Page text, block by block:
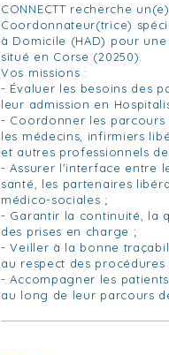
CONNECTT recherche
Coordonnateur(trice)
à Domicile (HAD) pour
situé en Corse (20250).
Vos missions :
- Évaluer les besoins des
leur admission en
- Coordonner les
les médecins, infirmiers
et autres professionnels
- Assurer l'interface entre
santé, les partenaires
médico-sociales ;
- Garantir la continuité, la
des prises en charge ;
- Veiller à la bonne
au respect des procédures
- Accompagner les
au long de leur parcours